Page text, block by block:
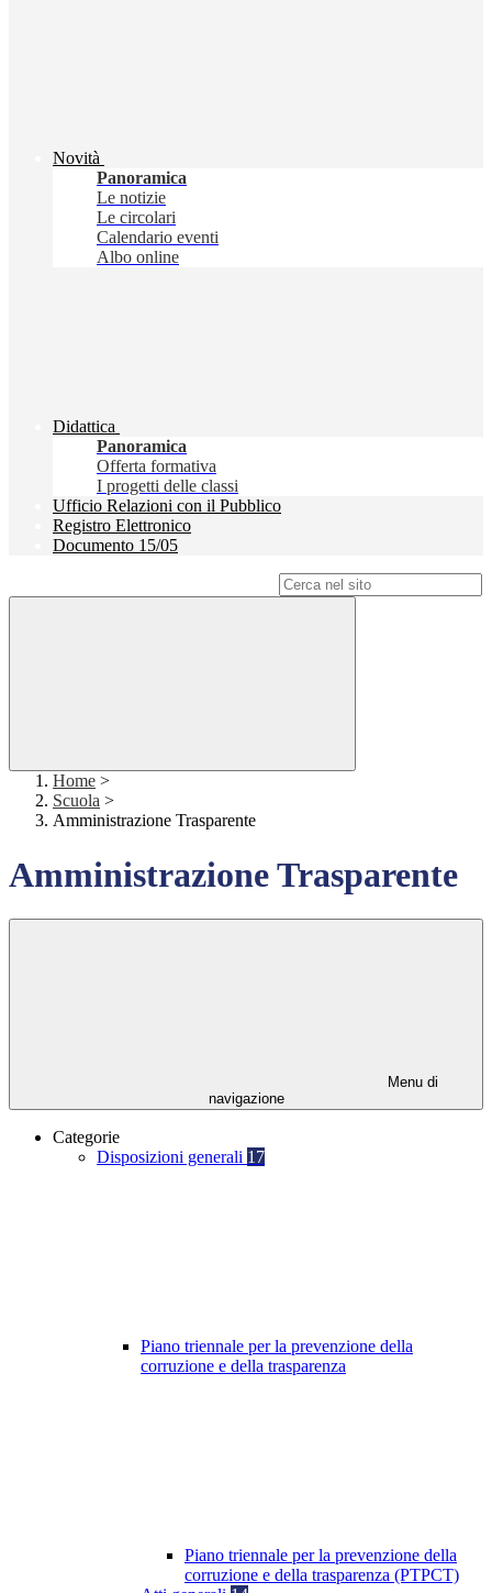
Novità
Panoramica
Le notizie
Le circolari
Calendario eventi
Albo online
Didattica
Panoramica
Offerta formativa
I progetti delle classi
Ufficio Relazioni con il Pubblico
Registro Elettronico
Documento 15/05
Home >
Scuola >
Amministrazione Trasparente
Amministrazione Trasparente
Menu di
navigazione
Categorie
Disposizioni generali 17
Piano triennale per la prevenzione della
corruzione e della trasparenza
Piano triennale per la prevenzione della
corruzione e della trasparenza (PTPCT)